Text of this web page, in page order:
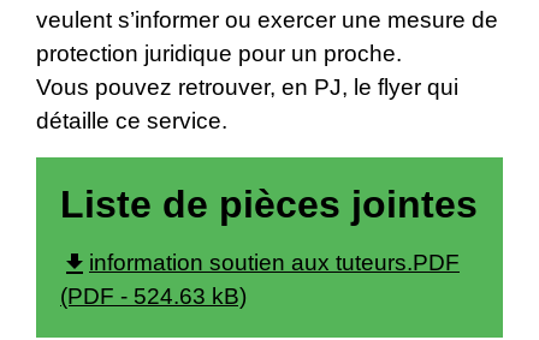
veulent s’informer ou exercer une mesure de
protection juridique pour un proche.
Vous pouvez retrouver, en PJ, le flyer qui
détaille ce service.
Liste de pièces jointes
file_download information soutien aux tuteurs.PDF
(PDF - 524.63 kB)